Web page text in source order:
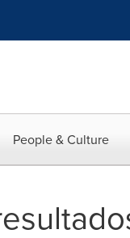
People & Culture